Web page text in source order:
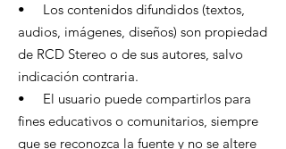
• Los contenidos difundidos (textos,
audios, imágenes, diseños) son propiedad
de RCD Stereo o de sus autores, salvo
indicación contraria.
• El usuario puede compartirlos para
fines educativos o comunitarios, siempre
que se reconozca la fuente y no se altere